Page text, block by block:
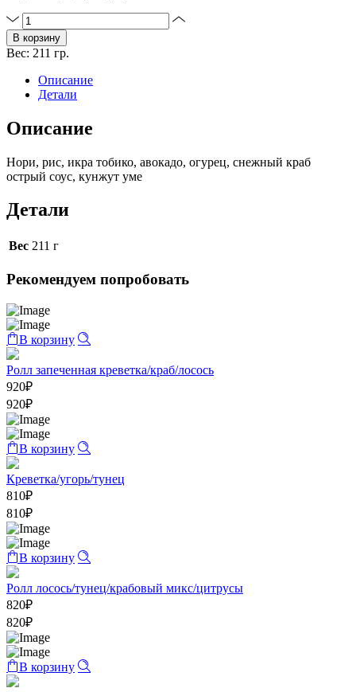
Количество
товара
Калифорния
В корзину
Вес: 211 гр.
Описание
Детали
Описание
Нори, рис, икра тобико, авокадо, огурец, снежный краб
острый соус, кунжут уме
Детали
Вес 211 г
Рекомендуем попробовать
В корзину
Ролл запеченная креветка/краб/лосось
920₽
920₽
В корзину
Креветка/угорь/тунец
810₽
810₽
В корзину
Ролл лосось/тунец/крабовый микс/цитрусы
820₽
820₽
В корзину